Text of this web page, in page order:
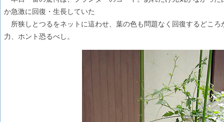
か急激に回復・生長していた
所狭しとつるをネットに這わせ、葉の色も問題なく回復するどこ
力、ホント恐るべし。